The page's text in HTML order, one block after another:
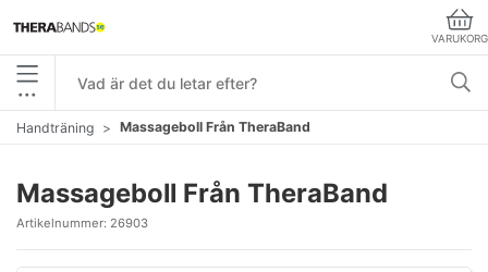
VARUKORG
•••
Handträning Massageboll Från TheraBand
Massageboll Från TheraBand
Artikelnummer: 26903